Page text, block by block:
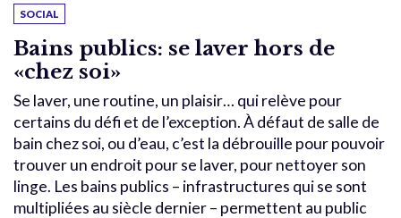
SOCIAL
Bains publics: se laver hors de
«chez soi»
Se laver, une routine, un plaisir… qui relève pour
certains du défi et de l’exception. À défaut de salle de
bain chez soi, ou d’eau, c’est la débrouille pour pouvoir
trouver un endroit pour se laver, pour nettoyer son
linge. Les bains publics – infrastructures qui se sont
multipliées au siècle dernier – permettent au public